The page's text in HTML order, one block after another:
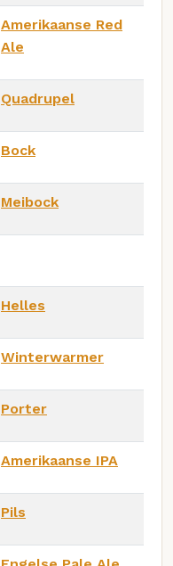
Amerikaanse Red
Ale
Quadrupel
Bock
Meibock
Helles
Winterwarmer
Porter
Amerikaanse IPA
Pils